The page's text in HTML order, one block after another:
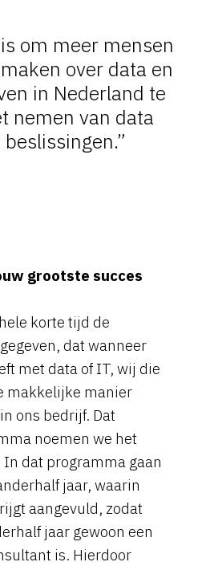
om meer mensen
over data en
in Nederland te
nemen van data
grootste succes
korte tijd de
dat wanneer
met data of IT, wij die
makkelijke manier
ons bedrijf. Dat
noemen we het
dat programma gaan
jaar, waarin
aangevuld, zodat
jaar gewoon een
is. Hierdoor